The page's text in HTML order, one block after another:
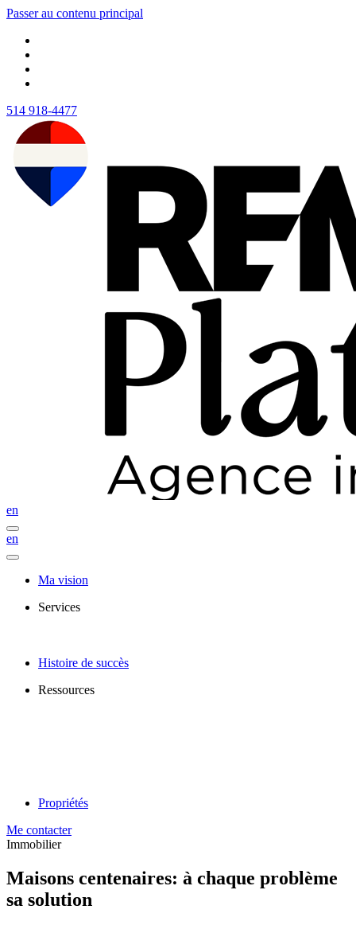
Passer au contenu principal
514 918-4477
en
en
Ma vision
Services
Histoire de succès
Ressources
Propriétés
Me contacter
Immobilier
Maisons centenaires: à chaque problème
sa solution